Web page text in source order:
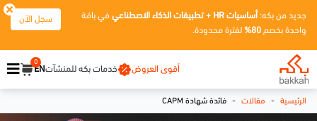
جديد من بكه: أساسيات HR + تطبيقات الذكاء الاصطناعي
في باقة
واحدة بخصم 80% لفترة محدودة.
سجل الآن
أقوى العروض خدمات بكه للمنشآتEN
0
الرئيسية - مقالات - فائدة شهادة CAPM